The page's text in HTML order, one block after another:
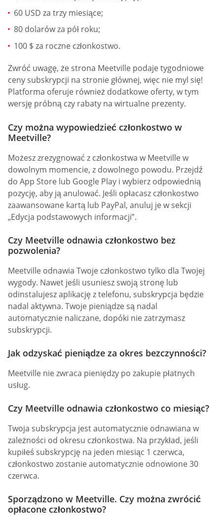
60 USD za trzy miesiące;
80 dolarów za pół roku;
100 $ za roczne członkostwo.
Zwróć uwagę, że strona Meetville podaje tygodniowe
ceny subskrypcji na stronie głównej, więc nie myl się!
Platforma oferuje również dodatkowe oferty, w tym
wersję próbną czy rabaty na wirtualne prezenty.
Czy można wypowiedzieć członkostwo w
Meetville?
Możesz zrezygnować z członkostwa w Meetville w
dowolnym momencie, z dowolnego powodu. Przejdź
do App Store lub Google Play i wybierz odpowiednią
pozycję, aby ją anulować. Jeśli opłacasz członkostwo
zaawansowane kartą lub PayPal, anuluj je w sekcji
„Edycja podstawowych informacji”.
Czy Meetville odnawia członkostwo bez
pozwolenia?
Meetville odnawia Twoje członkostwo tylko dla Twojej
wygody. Nawet jeśli usuniesz swoją stronę lub
odinstalujesz aplikację z telefonu, subskrypcja będzie
nadal aktywna. Twoje pieniądze są nadal
automatycznie naliczane, dopóki nie zatrzymasz
subskrypcji.
Jak odzyskać pieniądze za okres bezczynności?
Meetville nie zwraca pieniędzy po zakupie płatnych
usług.
Czy Meetville odnawia członkostwo co miesiąc?
Twoja subskrypcja jest automatycznie odnawiana w
zależności od okresu członkostwa. Na przykład, jeśli
kupiłeś subskrypcję na jeden miesiąc 1 czerwca,
członkostwo zostanie automatycznie odnowione 30
czerwca.
Sporządzono w Meetville. Czy można zwrócić
opłacone członkostwo?